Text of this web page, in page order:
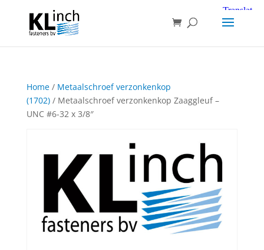
Home/ Metaalschroef verzonkenkop
(1702)/ Metaalschroef verzonkenkop Zaaggleuf –
UNC #6-32 x 3/8″